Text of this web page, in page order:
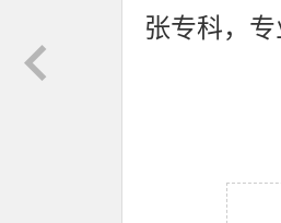
张专科，专